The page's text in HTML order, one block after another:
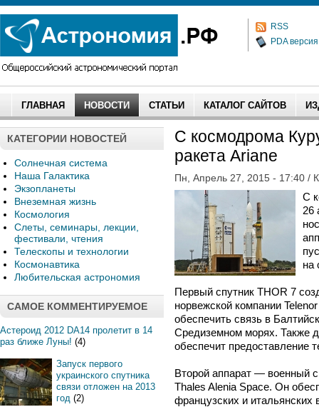
RSS
PDA версия
ГЛАВНАЯ НОВОСТИ СТАТЬИ КАТАЛОГ САЙТОВ
КАТЕГОРИИ НОВОСТЕЙ
Солнечная система
Наша Галактика
Экзопланеты
Внеземная жизнь
Космология
Слеты, семинары, лекции,
фестивали, чтения
Телескопы и технологии
Космонавтика
Любительская астрономия
САМОЕ КОММЕНТИРУЕМОЕ
Астероид 2012 DA14 пролетит в 14
раз ближе Луны! (4)
Запуск первого
украинского спутника
связи отложен на 2013
год (2)
С космодрома
ракета Ariane
Пн, Апрель 27, 2015 - 17:40 /
С
26
на
Первый спутник THOR 7
норвежской компании
обеспечить связь в
Средиземном морях. Также
обеспечит предоставление
Второй аппарат — военный
Thales Alenia Space. Он
французских и